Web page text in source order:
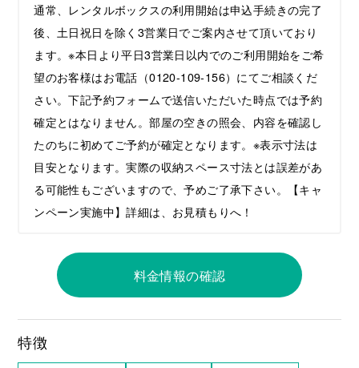
通常、レンタルボックスの利用開始は申込手続きの完了
後、土日祝日を除く3営業日でご案内させて頂いており
ます。※本日より平日3営業日以内でのご利用開始をご希
望のお客様はお電話（0120-109-156）にてご相談くだ
さい。下記予約フォームで送信いただいた時点では予約
確定とはなりません。部屋の空きの照会、内容を確認し
たのちに初めてご予約が確定となります。※表示寸法は
目安となります。実際の収納スペース寸法とは誤差があ
る可能性もございますので、予めご了承下さい。【キャ
ンペーン実施中】詳細は、お見積もりへ！
料金情報の確認
特徴